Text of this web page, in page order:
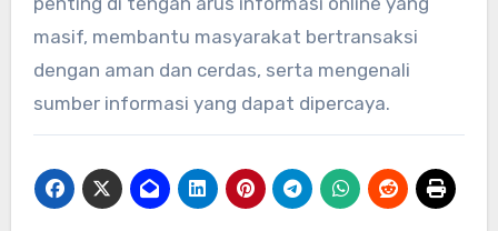
masif, membantu masyarakat bertransaksi
dengan aman dan cerdas, serta mengenali
sumber informasi yang dapat dipercaya.